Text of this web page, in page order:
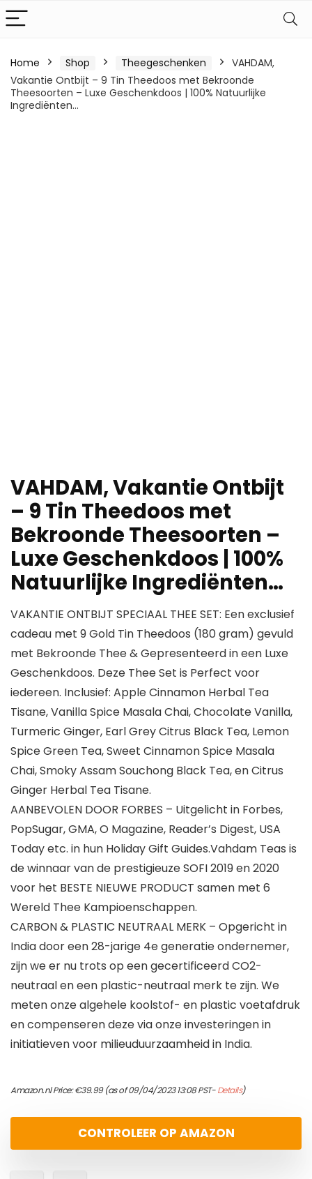
Home Shop Theegeschenken
VAHDAM,
Vakantie Ontbijt – 9 Tin Theedoos met Bekroonde
Theesoorten – Luxe Geschenkdoos | 100% Natuurlijke
Ingrediënten…
VAHDAM, Vakantie Ontbijt
– 9 Tin Theedoos met
Bekroonde Theesoorten –
Luxe Geschenkdoos | 100%
Natuurlijke Ingrediënten…
VAKANTIE ONTBIJT SPECIAAL THEE SET: Een exclusief
cadeau met 9 Gold Tin Theedoos (180 gram) gevuld
met Bekroonde Thee & Gepresenteerd in een Luxe
Geschenkdoos. Deze Thee Set is Perfect voor
iedereen. Inclusief: Apple Cinnamon Herbal Tea
Tisane, Vanilla Spice Masala Chai, Chocolate Vanilla,
Turmeric Ginger, Earl Grey Citrus Black Tea, Lemon
Spice Green Tea, Sweet Cinnamon Spice Masala
Chai, Smoky Assam Souchong Black Tea, en Citrus
Ginger Herbal Tea Tisane.
AANBEVOLEN DOOR FORBES – Uitgelicht in Forbes,
PopSugar, GMA, O Magazine, Reader’s Digest, USA
Today etc. in hun Holiday Gift Guides.Vahdam Teas is
de winnaar van de prestigieuze SOFI 2019 en 2020
voor het BESTE NIEUWE PRODUCT samen met 6
Wereld Thee Kampioenschappen.
CARBON & PLASTIC NEUTRAAL MERK – Opgericht in
India door een 28-jarige 4e generatie ondernemer,
zijn we er nu trots op een gecertificeerd CO2-
neutraal en een plastic-neutraal merk te zijn. We
meten onze algehele koolstof- en plastic voetafdruk
en compenseren deze via onze investeringen in
initiatieven voor milieuduurzaamheid in India.
Amazon.nl Price:€39.99(as of 09/04/2023 13:08 PST-Details)
CONTROLEER OP AMAZON